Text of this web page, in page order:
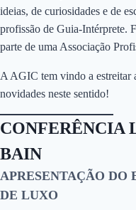
ideias, de curiosidades e de
profissão de Guia-Intérprete.
parte de uma Associação
A AGIC tem vindo a estreitar
novidades neste sentido!
CONFERÊNCIA
BAIN
APRESENTAÇÃO DO
DE LUXO